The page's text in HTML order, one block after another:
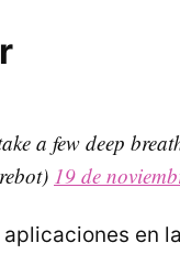
a few deep
19 de
en